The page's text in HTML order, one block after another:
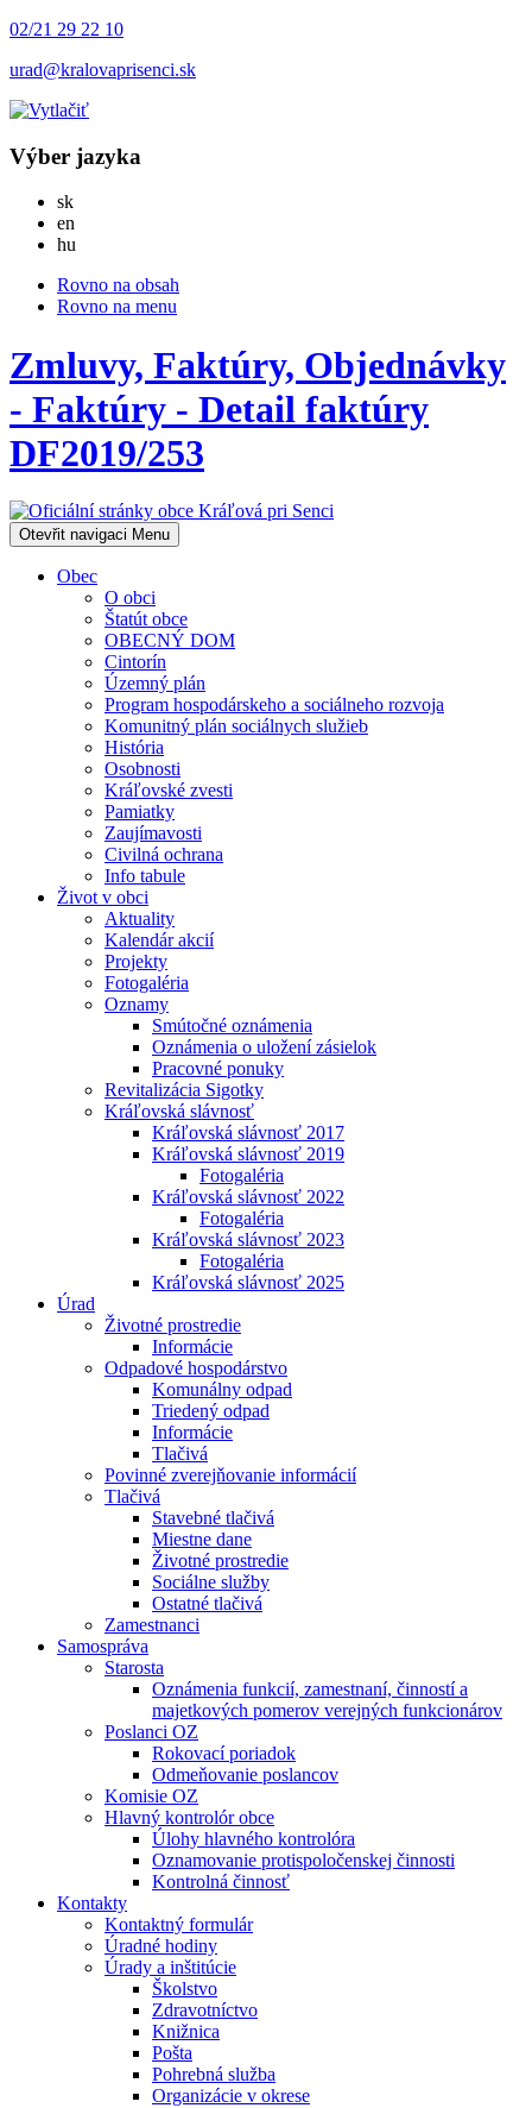
02/21 29 22 10
urad@kralovaprisenci.sk
Výber jazyka
skSlovensky
en
hu
Rovno na obsah
Rovno na menu
Zmluvy, Faktúry, Objednávky
- Faktúry - Detail faktúry
DF2019/253
Otevřit navigaci Menu
Obec
O obci
Štatút obce
OBECNÝ DOM
Cintorín
Územný plán
Program hospodárskeho a sociálneho rozvoja
Komunitný plán sociálnych služieb
História
Osobnosti
Kráľovské zvesti
Pamiatky
Zaujímavosti
Civilná ochrana
Info tabule
Život v obci
Aktuality
Kalendár akcií
Projekty
Fotogaléria
Oznamy
Smútočné oznámenia
Oznámenia o uložení zásielok
Pracovné ponuky
Revitalizácia Sigotky
Kráľovská slávnosť
Kráľovská slávnosť 2017
Kráľovská slávnosť 2019
Fotogaléria
Kráľovská slávnosť 2022
Fotogaléria
Kráľovská slávnosť 2023
Fotogaléria
Kráľovská slávnosť 2025
Úrad
Životné prostredie
Informácie
Odpadové hospodárstvo
Komunálny odpad
Triedený odpad
Informácie
Tlačivá
Povinné zverejňovanie informácií
Tlačivá
Stavebné tlačivá
Miestne dane
Životné prostredie
Sociálne služby
Ostatné tlačivá
Zamestnanci
Samospráva
Starosta
Oznámenia funkcií, zamestnaní, činností a
majetkových pomerov verejných funkcionárov
Poslanci OZ
Rokovací poriadok
Odmeňovanie poslancov
Komisie OZ
Hlavný kontrolór obce
Úlohy hlavného kontrolóra
Oznamovanie protispoločenskej činnosti
Kontrolná činnosť
Kontakty
Kontaktný formulár
Úradné hodiny
Úrady a inštitúcie
Školstvo
Zdravotníctvo
Knižnica
Pošta
Pohrebná služba
Organizácie v okrese